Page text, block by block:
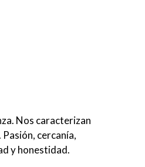
Nos caracterizan
cercanía,
y honestidad.